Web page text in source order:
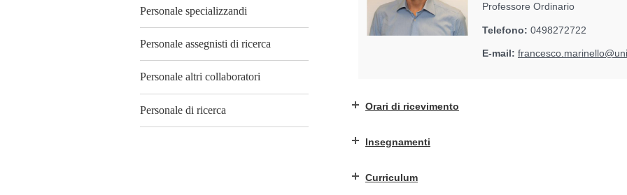
Personale specializzandi
Personale assegnisti di ricerca
Personale altri collaboratori
Personale di ricerca
Professore Ordinario
Telefono: 0498272722
E-mail:
Orari di ricevimento
Insegnamenti
Curriculum